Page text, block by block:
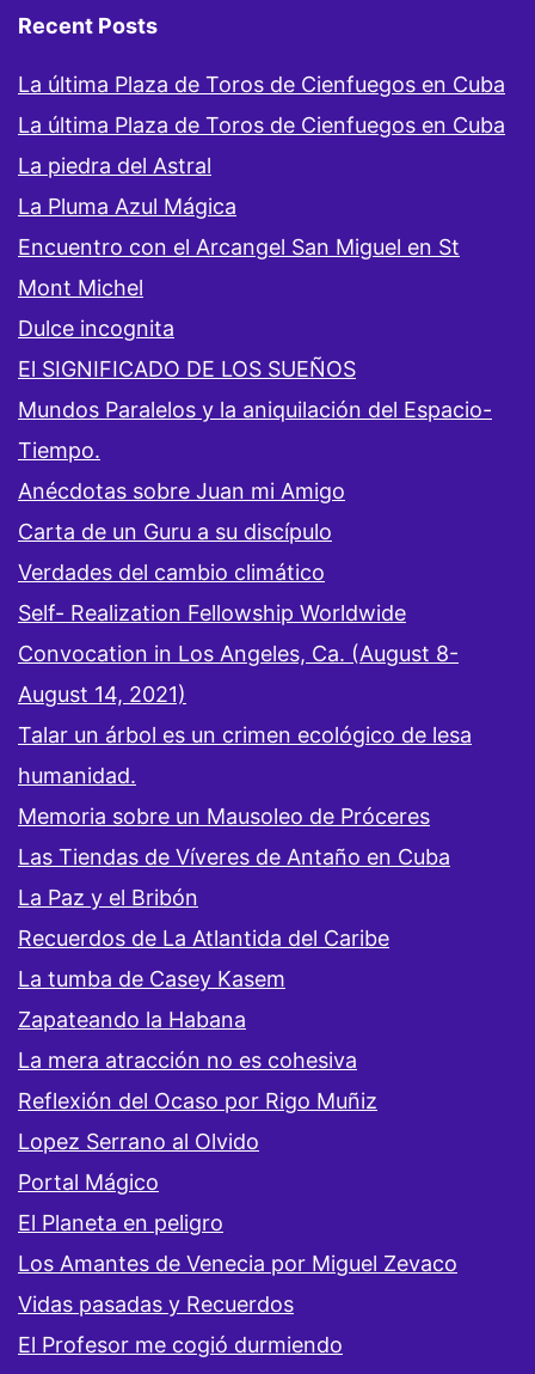
Recent Posts
La última Plaza de Toros de Cienfuegos en Cuba
La última Plaza de Toros de Cienfuegos en Cuba
La piedra del Astral
La Pluma Azul Mágica
Encuentro con el Arcangel San Miguel en St
Mont Michel
Dulce incognita
El SIGNIFICADO DE LOS SUEÑOS
Mundos Paralelos y la aniquilación del Espacio-
Tiempo.
Anécdotas sobre Juan mi Amigo
Carta de un Guru a su discípulo
Verdades del cambio climático
Self- Realization Fellowship Worldwide
Convocation in Los Angeles, Ca. (August 8-
August 14, 2021)
Talar un árbol es un crimen ecológico de lesa
humanidad.
Memoria sobre un Mausoleo de Próceres
Las Tiendas de Víveres de Antaño en Cuba
La Paz y el Bribón
Recuerdos de La Atlantida del Caribe
La tumba de Casey Kasem
Zapateando la Habana
La mera atracción no es cohesiva
Reflexión del Ocaso por Rigo Muñiz
Lopez Serrano al Olvido
Portal Mágico
El Planeta en peligro
Los Amantes de Venecia por Miguel Zevaco
Vidas pasadas y Recuerdos
El Profesor me cogió durmiendo